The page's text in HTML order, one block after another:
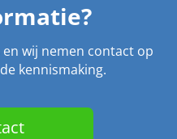
wij nemen contact op
kennismaking.